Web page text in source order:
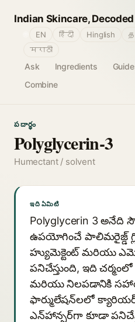
Indian Skincare, Decoded
Ask Ingredients
Combine
EN हिंदी Hinglish
मराठी
పదార్థం
Polyglycerin-3
Humectant / solvent
ఇది ఏమిటి
Polyglycerin 3 అనేది
ఉపయోగించే పాలిమరైజ్డ్
హ్యుమెక్టెంట్ మరియు
పనిచేస్తుంది, ఇది
మరియు నిలపడానికి
ఫార్ములేషన్‌లలో
ఎన్‌హాన్సర్‌గా కూడా